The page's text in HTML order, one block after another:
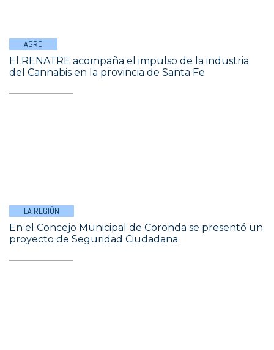
AGRO
El RENATRE acompaña el impulso de la industria
del Cannabis en la provincia de Santa Fe
LA REGIÓN
En el Concejo Municipal de Coronda se presentó un
proyecto de Seguridad Ciudadana